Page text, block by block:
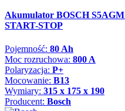
Akumulator BOSCH S5AGM
START-STOP
Pojemność: 80 Ah
Moc rozruchowa: 800 A
Polaryzacja: P+
Mocowanie: B13
Wymiary: 315 x 175 x 190
Producent: Bosch